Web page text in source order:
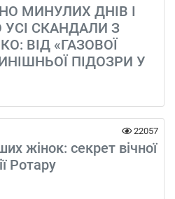
МИНУЛИХ ДНІВ І
УСІ СКАНДАЛИ З
ВІД «ГАЗОВОЇ
ПІДОЗРИ У
22057
жінок: секрет вічної
Ротару